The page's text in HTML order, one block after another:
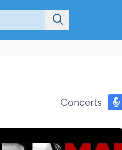
Concerts